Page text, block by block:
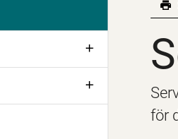
för